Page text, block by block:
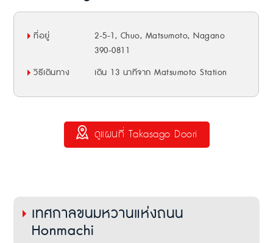
ที่อยู่
2-5-1, Chuo, Matsumoto, Nagano
390-0811
วิธีเดินทาง
เดิน 13 นาทีจาก Matsumoto Station
ดูแผนที่ Takasago Doori
เทศกาลขนมหวานแห่งถนน
Honmachi